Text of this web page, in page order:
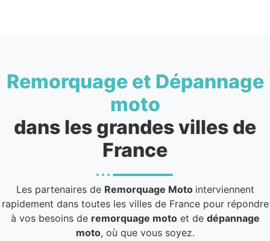
Remorquage et Dépannage
moto
dans les grandes villes de
France
Les partenaires de Remorquage Moto interviennent
rapidement dans toutes les villes de France pour répondre
à vos besoins de remorquage motoet de dépannage
moto, où que vous soyez.